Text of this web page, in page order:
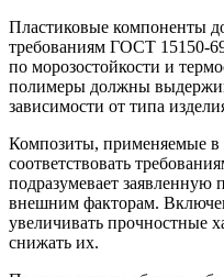
Пластиковые компоненты
требованиям ГОСТ 15150-
по морозостойкости и
полимеры должны
зависимости от типа
Композиты, применяемые
соответствовать
подразумевает заявленную
внешним факторам.
увеличивать прочностные
снижать их.